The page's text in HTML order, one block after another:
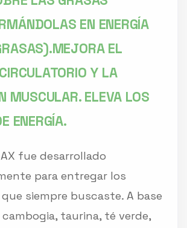
EN ENERGÍA
EL
Y LA
MUSCULAR. ELEVA LOS
ENERGÍA.
fue desarrollado
para entregar los
siempre buscaste. A base
taurina, té verde,